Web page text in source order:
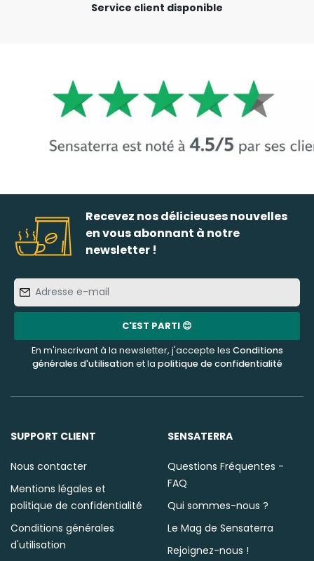
Service client disponible
Recevez nos délicieuses nouvelles
en vous abonnant à notre
newsletter !
e-
mail
C'EST PARTI 😊
En m'inscrivant à la newsletter, j'accepte les Conditions
générales d'utilisationet la politique de confidentialité
SUPPORT CLIENT
Nous contacter
Mentions légales et
politique de confidentialité
Conditions générales
d'utilisation
SENSATERRA
Questions Fréquentes -
FAQ
Qui sommes-nous ?
Le Mag de Sensaterra
Rejoignez-nous !